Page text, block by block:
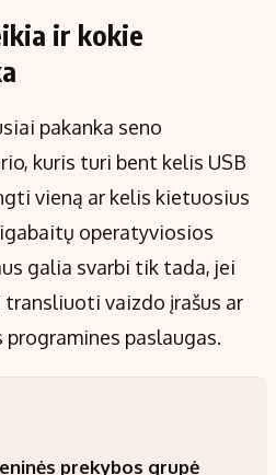
ir kokie
pakanka seno
kuris turi bent kelis USB
vieną ar kelis kietuosius
operatyviosios
galia svarbi tik tada, jei
vaizdo įrašus ar
paslaugas.
prekybos grupė